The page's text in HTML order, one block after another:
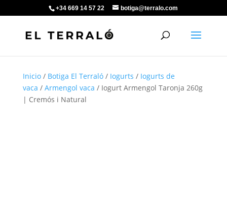
+34 669 14 57 22 botiga@terralo.com
Inicio/ Botiga El Terraló/ Iogurts / Iogurts de
vaca / Armengol vaca / Iogurt Armengol Taronja 260g
| Cremós i Natural